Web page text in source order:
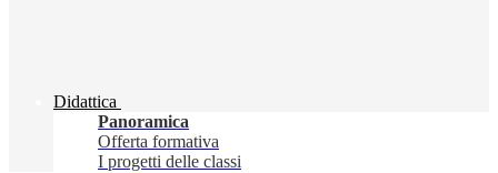
Didattica
Panoramica
Offerta formativa
I progetti delle classi